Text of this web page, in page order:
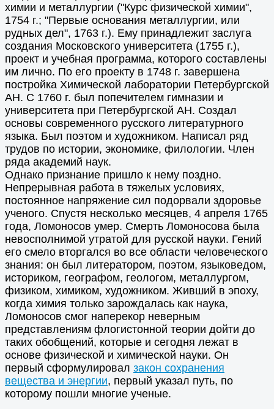
химии и металлургии ("Курс физической химии",
1754 г.; "Первые основания металлургии, или
рудных дел", 1763 г.). Ему принадлежит заслуга
создания Московского университета (1755 г.),
проект и учебная программа, которого составлены
им лично. По его проекту в 1748 г. завершена
постройка Химической лаборатории Петербургской
АН. С 1760 г. был попечителем гимназии и
университета при Петербургской АН. Создал
основы современного русского литературного
языка. Был поэтом и художником. Написал ряд
трудов по истории, экономике, филологии. Член
ряда академий наук.
Однако признание пришло к нему поздно.
Непрерывная работа в тяжелых условиях,
постоянное напряжение сил подорвали здоровье
ученого. Спустя несколько месяцев, 4 апреля 1765
года, Ломоносов умер. Смерть Ломоносова была
невосполнимой утратой для русской науки. Гений
его смело вторгался во все области человеческого
знания: он был литератором, поэтом, языковедом,
историком, географом, геологом, металлургом,
физиком, химиком, художником. Живший в эпоху,
когда химия только зарождалась как наука,
Ломоносов смог наперекор неверным
представлениям флогистонной теории дойти до
таких обобщений, которые и сегодня лежат в
основе физической и химической науки. Он
первый сформулировал закон сохранения
вещества и энергии, первый указал путь, по
которому пошли многие ученые.